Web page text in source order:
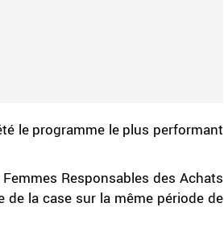
le programme le plus performant
Responsables des Achats
de la case sur la même période de